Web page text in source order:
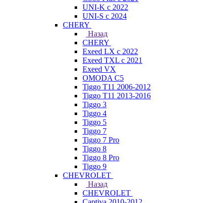
UNI-K с 2022
UNI-S с 2024
CHERY
Назад
CHERY
Exeed LX с 2022
Exeed TXL с 2021
Exeed VX
OMODA C5
Tiggo T11 2006-2012
Tiggo T11 2013-2016
Tiggo 3
Tiggo 4
Tiggo 5
Tiggo 7
Tiggo 7 Pro
Tiggo 8
Tiggo 8 Pro
Tiggo 9
CHEVROLET
Назад
CHEVROLET